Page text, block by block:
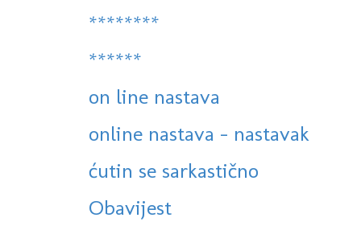
********
******
on line nastava
online nastava - nastavak
ćutin se sarkastično
Obavijest